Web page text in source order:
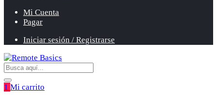
Mi Cuenta
Pagar
Iniciar sesión / Registrarse
1 Mi carrito